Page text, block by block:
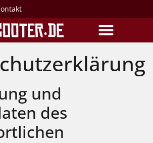
und
des